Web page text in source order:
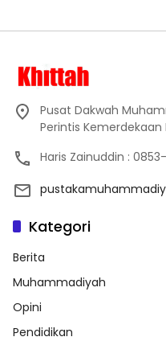
Pusat Dakwah
Perintis Kemerdekaan
Haris Zainuddin :
Kategori
Berita
Muhammadiyah
Opini
Pendidikan